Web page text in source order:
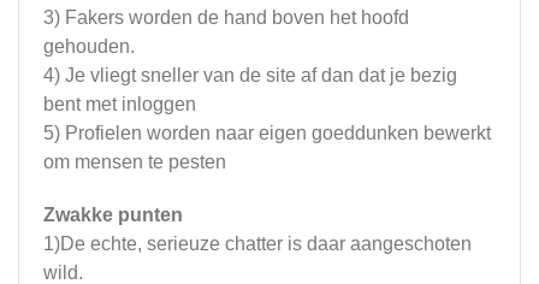
3) Fakers worden de hand boven het hoofd
gehouden.
4) Je vliegt sneller van de site af dan dat je bezig
bent met inloggen
5) Profielen worden naar eigen goeddunken bewerkt
om mensen te pesten
Zwakke punten
1)De echte, serieuze chatter is daar aangeschoten
wild.